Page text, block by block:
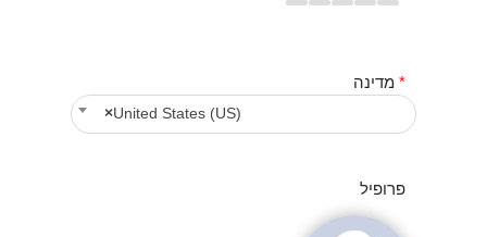
* מדינה
×United States (US)
פרופיל